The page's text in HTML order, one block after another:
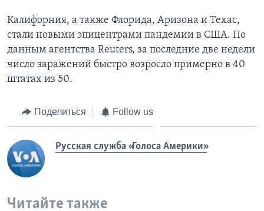
Калифорния, а также Флорида, Аризона и Техас,
стали новыми эпицентрами пандемии в США. По
данным агентства Reuters, за последние две недели
число заражений быстро возросло примерно в 40
штатах из 50.
Поделиться Follow us
Русская служба «Голоса Америки»
Читайте также